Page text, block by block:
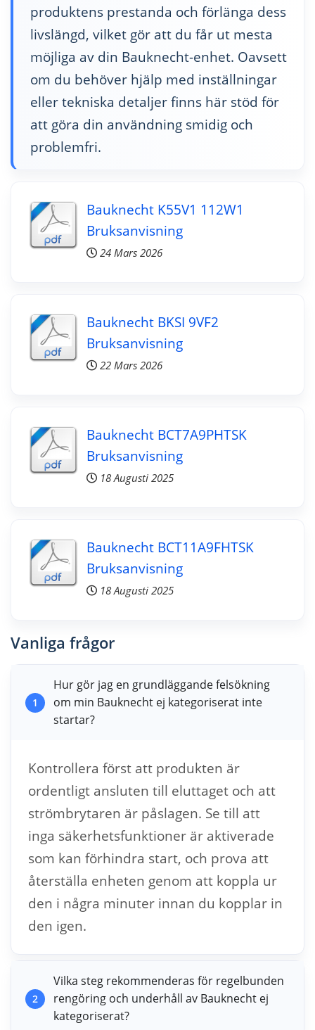
produktens prestanda och förlänga dess
livslängd, vilket gör att du får ut mesta
möjliga av din Bauknecht-enhet. Oavsett
om du behöver hjälp med inställningar
eller tekniska detaljer finns här stöd för
att göra din användning smidig och
problemfri.
Bauknecht K55V1 112W1
Bruksanvisning
24 Mars 2026
Bauknecht BKSI 9VF2
Bruksanvisning
22 Mars 2026
Bauknecht BCT7A9PHTSK
Bruksanvisning
18 Augusti 2025
Bauknecht BCT11A9FHTSK
Bruksanvisning
18 Augusti 2025
Vanliga frågor
1
Hur gör jag en grundläggande felsökning
om min Bauknecht ej kategoriserat inte
startar?
Kontrollera först att produkten är
ordentligt ansluten till eluttaget och att
strömbrytaren är påslagen. Se till att
inga säkerhetsfunktioner är aktiverade
som kan förhindra start, och prova att
återställa enheten genom att koppla ur
den i några minuter innan du kopplar in
den igen.
2
Vilka steg rekommenderas för regelbunden
rengöring och underhåll av Bauknecht ej
kategoriserat?